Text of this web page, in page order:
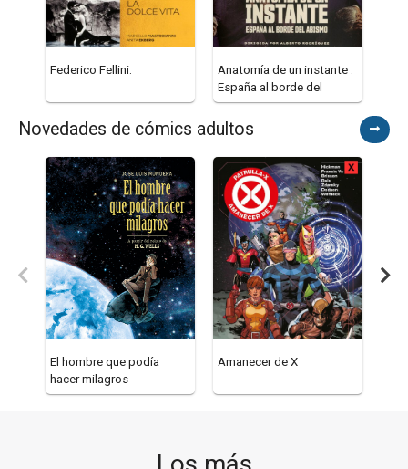
Federico Fellini.
Anatomía de un instante :
España al borde del
abismo
Novedades de cómics adultos
El hombre que podía
hacer milagros
Amanecer de X